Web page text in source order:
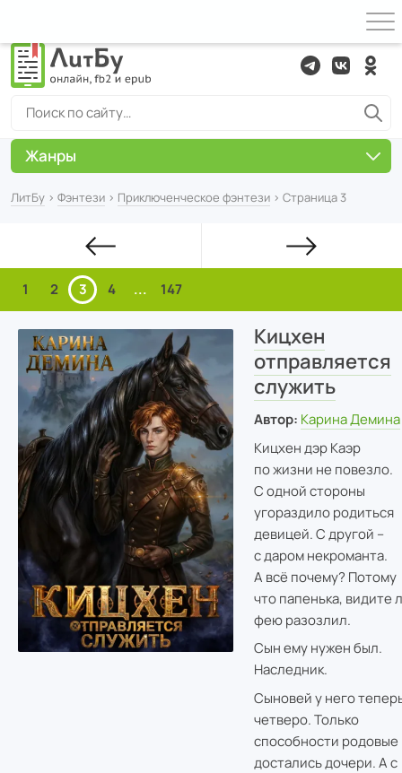
ЛитБу › Фэнтези › Приключенческое фэнтези › Страница 3
1 2 3 4 ... 147
Кицхен
отправляется
служить
Автор: Карина Демина
Кицхен дэр Каэр
по жизни не повезло.
С одной стороны
угораздило родиться
девицей. С другой –
с даром некроманта.
А всё почему? Потому
что папенька, видите
фею разозлил.
Сын ему нужен был.
Наследник.
Сыновей у него
четверо. Только
способности родовые
достались дочери. А с
Жанры